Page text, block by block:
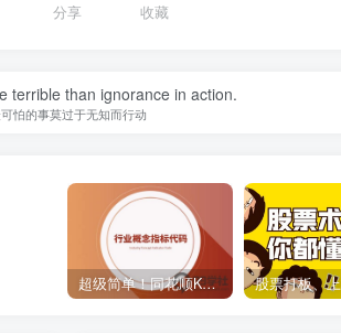
分享 收藏
terrible than ignorance in action.
怕的事莫过于无知而行动
超级简单！同花顺K线界面显示行业概念指标代码图解